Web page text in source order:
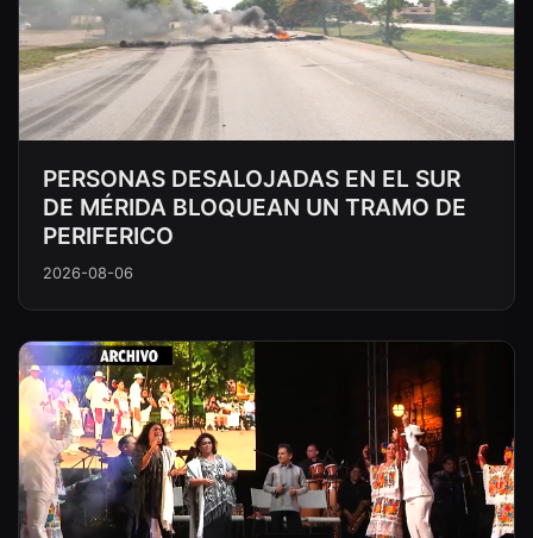
PERSONAS DESALOJADAS EN EL SUR
DE MÉRIDA BLOQUEAN UN TRAMO DE
PERIFERICO
2026-08-06